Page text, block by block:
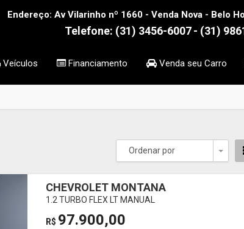
Endereço: Av Vilarinho nº 1660 - Venda Nova - Belo
Telefone: (31) 3456-6007- (31)
Veículos Financiamento Venda seu Carro
Ordenar por
CHEVROLET MONTANA
1.2 TURBO FLEX LT MANUAL
R$ 97.900,00